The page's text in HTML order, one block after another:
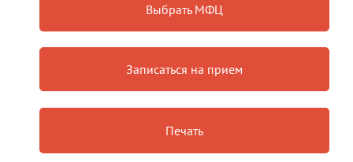
Выбрать МФЦ
Записаться на прием
Печать